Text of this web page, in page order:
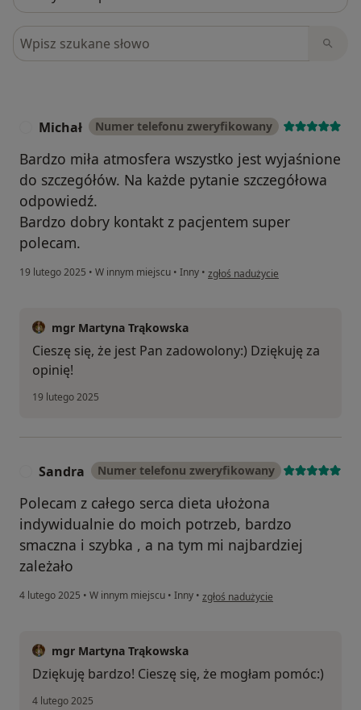
Szukaj w opiniach
Michał Numer telefonu zweryfikowany
Bardzo miła atmosfera wszystko jest wyjaśnione
do szczegółów. Na każde pytanie szczegółowa
odpowiedź.
Bardzo dobry kontakt z pacjentem super
polecam.
19 lutego 2025 • W innym miejscu • Inny • w opinii użytkownika Michał
zgłoś nadużycie
mgr Martyna Trąkowska
Cieszę się, że jest Pan zadowolony:) Dziękuję za
opinię!
19 lutego 2025
Sandra Numer telefonu zweryfikowany
Polecam z całego serca dieta ułożona
indywidualnie do moich potrzeb, bardzo
smaczna i szybka , a na tym mi najbardziej
zależało
4 lutego 2025 • W innym miejscu • Inny • w opinii użytkownika Sandra
zgłoś nadużycie
mgr Martyna Trąkowska
Dziękuję bardzo! Cieszę się, że mogłam pomóc:)
4 lutego 2025